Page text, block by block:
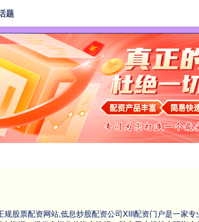
规股票配资网站,低息炒股配资公司XIII‌配资门户是一家
题